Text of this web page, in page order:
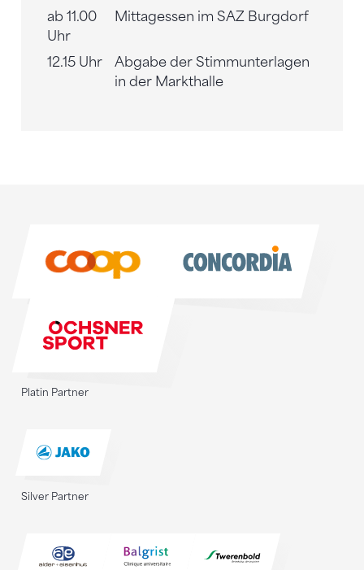
ab 11.00
Uhr
Mittagessen im SAZ Burgdorf
12.15 Uhr
Abgabe der Stimmunterlagen
in der Markthalle
Platin Partner
Silver Partner